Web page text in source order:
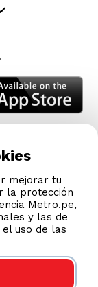
mejorar tu
la protección
Metro.pe,
y las de
uso de las